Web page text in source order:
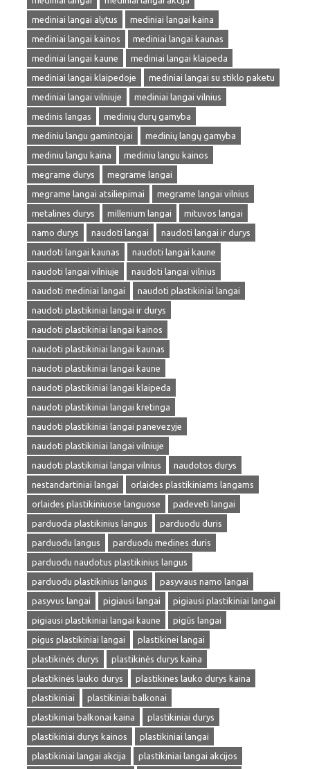
mediniai langai alytus
mediniai langai kaina
mediniai langai kainos
mediniai langai kaunas
mediniai langai kaune
mediniai langai klaipeda
mediniai langai klaipedoje
mediniai langai su stiklo paketu
mediniai langai vilniuje
mediniai langai vilnius
medinis langas
medinių durų gamyba
mediniu langu gamintojai
medinių langų gamyba
mediniu langu kaina
mediniu langu kainos
megrame durys
megrame langai
megrame langai atsiliepimai
megrame langai vilnius
metalines durys
millenium langai
mituvos langai
namo durys
naudoti langai
naudoti langai ir durys
naudoti langai kaunas
naudoti langai kaune
naudoti langai vilniuje
naudoti langai vilnius
naudoti mediniai langai
naudoti plastikiniai langai
naudoti plastikiniai langai ir durys
naudoti plastikiniai langai kainos
naudoti plastikiniai langai kaunas
naudoti plastikiniai langai kaune
naudoti plastikiniai langai klaipeda
naudoti plastikiniai langai kretinga
naudoti plastikiniai langai panevezyje
naudoti plastikiniai langai vilniuje
naudoti plastikiniai langai vilnius
naudotos durys
nestandartiniai langai
orlaides plastikiniams langams
orlaides plastikiniuose languose
padeveti langai
parduoda plastikinius langus
parduodu duris
parduodu langus
parduodu medines duris
parduodu naudotus plastikinius langus
parduodu plastikinius langus
pasyvaus namo langai
pasyvus langai
pigiausi langai
pigiausi plastikiniai langai
pigiausi plastikiniai langai kaune
pigūs langai
pigus plastikiniai langai
plastikinei langai
plastikinės durys
plastikinės durys kaina
plastikinės lauko durys
plastikines lauko durys kaina
plastikiniai
plastikiniai balkonai
plastikiniai balkonai kaina
plastikiniai durys
plastikiniai durys kainos
plastikiniai langai
plastikiniai langai akcija
plastikiniai langai akcijos